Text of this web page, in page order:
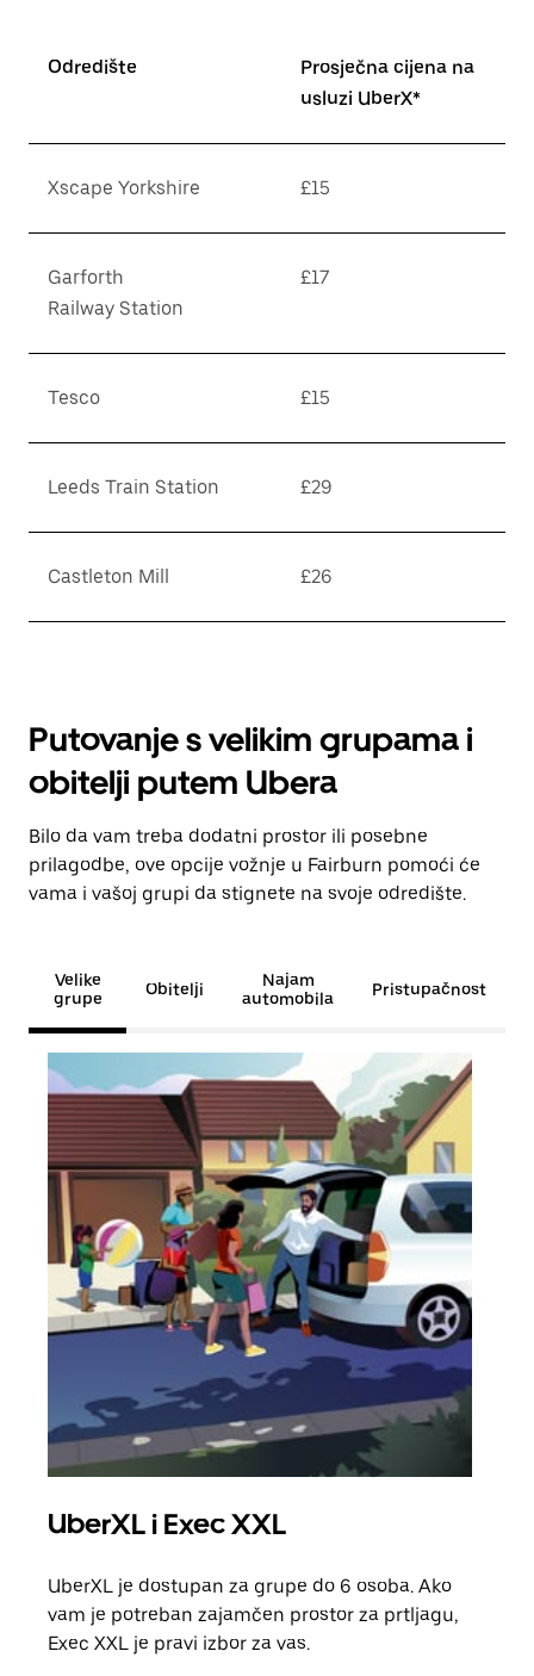
Odredište
Prosječna cijena na
usluzi UberX*
Xscape Yorkshire £15
Garforth
Railway Station
£17
Tesco £15
Leeds Train Station £29
Castleton Mill £26
Putovanje s velikim grupama i
obitelji putem Ubera
Bilo da vam treba dodatni prostor ili posebne
prilagodbe, ove opcije vožnje u Fairburn pomoći će
vama i vašoj grupi da stignete na svoje odredište.
Velike
grupe
Obitelji
Najam
automobila
Pristupačnost
UberXL i Exec XXL
UberXL je dostupan za grupe do 6 osoba. Ako
vam je potreban zajamčen prostor za prtljagu,
Exec XXL je pravi izbor za vas.